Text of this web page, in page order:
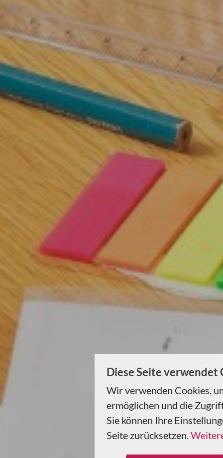
Diese Seite verwendet
Wir verwenden Cookies,
ermöglichen und die
Sie können Ihre
Seite zurücksetzen.